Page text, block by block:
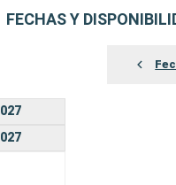
FECHAS Y